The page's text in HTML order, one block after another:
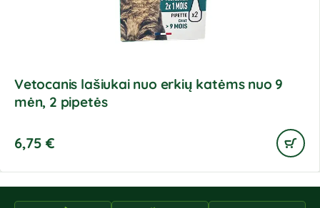
Vetocanis lašiukai nuo erkių katėms nuo 9
mėn, 2 pipetės
6,75 €